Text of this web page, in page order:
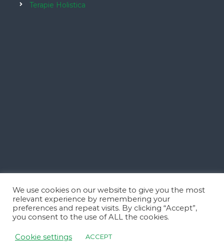
Terapie Holistica
Copyright © 2023 Clinica Steaua Divina
We use cookies on our website to give you the most
relevant experience by remembering your
preferences and repeat visits. By clicking “Accept”,
you consent to the use of ALL the cookies.
Cookie settings ACCEPT